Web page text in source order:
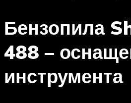
Бензопила
488 –
инструмента